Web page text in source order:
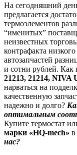
На сегодняшний
предлагается
термоэлементов
“именитых”
неизвестных
контрафакта
автозапчастей
и сотни рублей. Как
21213, 21214, NIVA
нарваться на
качественную
надежно и долго?
оптимальным
Купите термостат
марки «HQ-mech»
нас?